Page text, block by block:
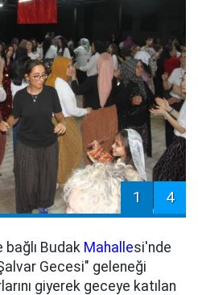
1 4
bağlı Budak Mahallesi'nde
Gecesi" geleneği
giyerek geceye katılan